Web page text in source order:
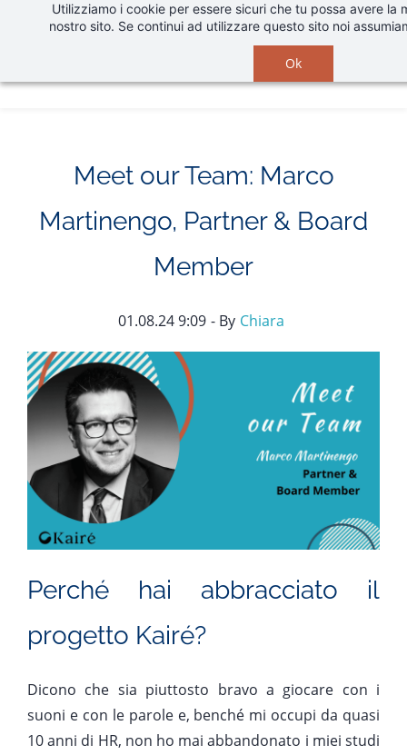
Utilizziamo i cookie per essere sicuri che tu possa avere la
nostro sito. Se continui ad utilizzare questo sito noi
Ok
content
Meet our Team: Marco
Martinengo, Partner & Board
Member
01.08.24 9:09 - By Chiara
Perché hai abbracciato il
progetto Kairé?
Dicono che sia piuttosto bravo a giocare con i
suoni e con le parole e, benché mi occupi da quasi
10 anni di HR, non ho mai abbandonato i miei studi